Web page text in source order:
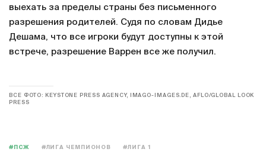
выехать за пределы страны без письменного
разрешения родителей. Судя по словам Дидье
Дешама, что все игроки будут доступны к этой
встрече, разрешение Варрен все же получил.
ВСЕ ФОТО: KEYSTONE PRESS AGENCY, IMAGO-IMAGES.DE, AFLO/GLOBAL LOOK
PRESS
#ПСЖ #ЛИГА ЧЕМПИОНОВ #ЛИГА 1